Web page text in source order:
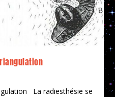
La radiesthésie se